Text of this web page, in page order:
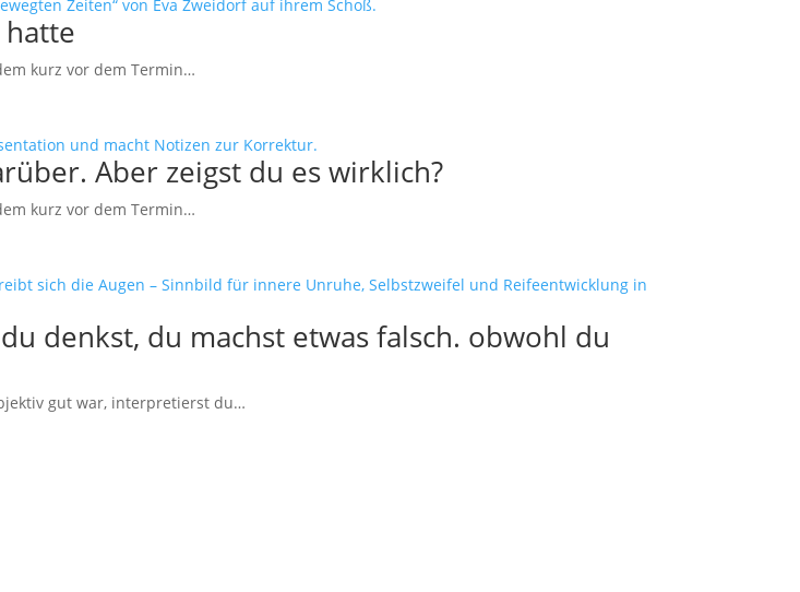
kurz vor dem Termin…
Aber zeigst du es wirklich?
kurz vor dem Termin…
denkst, du machst etwas falsch. obwohl du
gut war, interpretierst du…